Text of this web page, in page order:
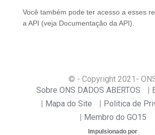
Você também pode ter acesso a esses
a API (veja Documentação da API ).
© - Copyright 2021 -
Sobre ONS DADOS ABERTOS
Mapa do Site
Politica de
Membro do GO15
Impulsionado por